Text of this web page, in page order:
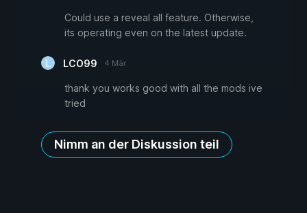
Could use a reveal all feature. Otherwise,
its operating even on the latest update.
LCO99 4 Mär
thank you works good with all the mods ive
tried
Nimm an der Diskussion teil